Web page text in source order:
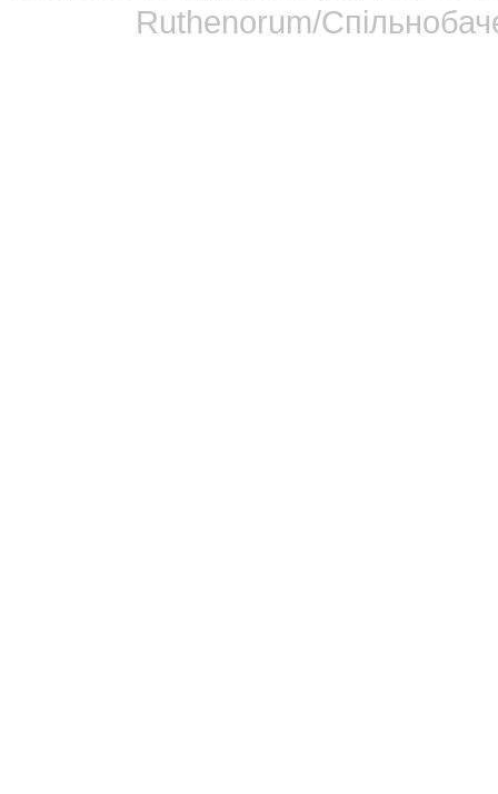
Ruthenorum/